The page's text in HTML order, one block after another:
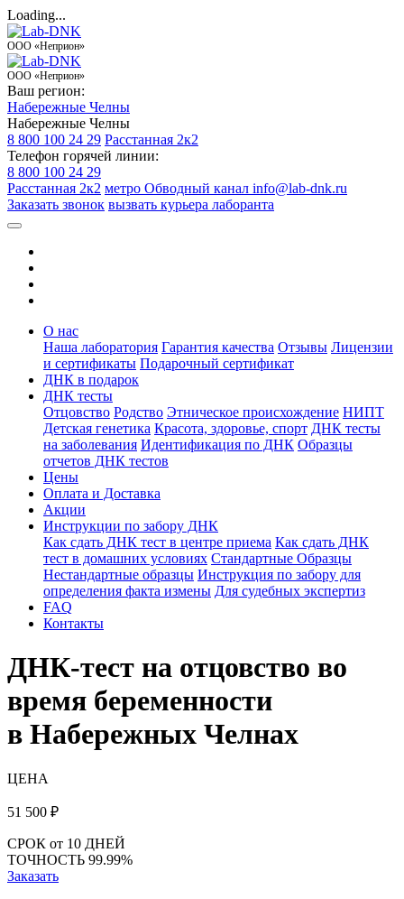
Loading...
ООО «Неприон»
ООО «Неприон»
Ваш регион:
Набережные Челны
Набережные Челны
8 800 100 24 29 Расстанная 2к2
Телефон горячей линии:
8 800 100 24 29
Расстанная 2к2 метро Обводный канал info@lab-dnk.ru
Заказать звонок вызвать курьера лаборанта
О нас
Наша лаборатория Гарантия качества Отзывы Лицензии
и сертификаты Подарочный сертификат
ДНК в подарок
ДНК тесты
Отцовство Родство Этническое происхождение НИПТ
Детская генетика Красота, здоровье, спорт ДНК тесты
на заболевания Идентификация по ДНК Образцы
отчетов ДНК тестов
Цены
Оплата и Доставка
Акции
Инструкции по забору ДНК
Как сдать ДНК тест в центре приема Как сдать ДНК
тест в домашних условиях Стандартные Образцы
Нестандартные образцы Инструкция по забору для
определения факта измены Для судебных экспертиз
FAQ
Контакты
ДНК-тест на отцовство во
время беременности
в Набережных Челнах
ЦЕНА
51 500 ₽
СРОК от 10 ДНЕЙ
ТОЧНОСТЬ 99.99%
Заказать